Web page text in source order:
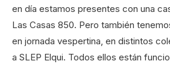
en día estamos presentes con una
Las Casas 850. Pero también
en jornada vespertina, en distintos
a SLEP Elqui. Todos ellos están